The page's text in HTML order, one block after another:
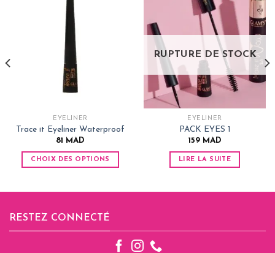
EYELINER
Trace it Eyeliner Waterproof
81
MAD
CHOIX DES OPTIONS
plusieurs
RUPTURE DE STOCK
EYELINER
PACK EYES 1
159 MAD
LIRE LA SUITE
RESTEZ CONNECTÉ